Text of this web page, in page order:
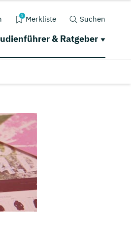
0 Merkliste Suchen
& Ratgeber